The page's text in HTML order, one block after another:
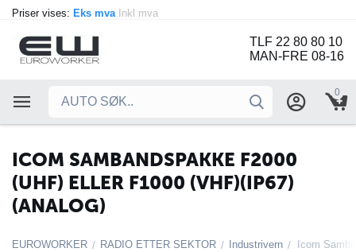
Priser vises: Eks mva Inkl mva
TLF 22 80 80 10
MAN-FRE 08-16
0
ICOM SAMBANDSPAKKE F2000
(UHF) ELLER F1000 (VHF)(IP67)
(ANALOG)
EUROWORKER / RADIO ETTER SEKTOR / Industrivern /